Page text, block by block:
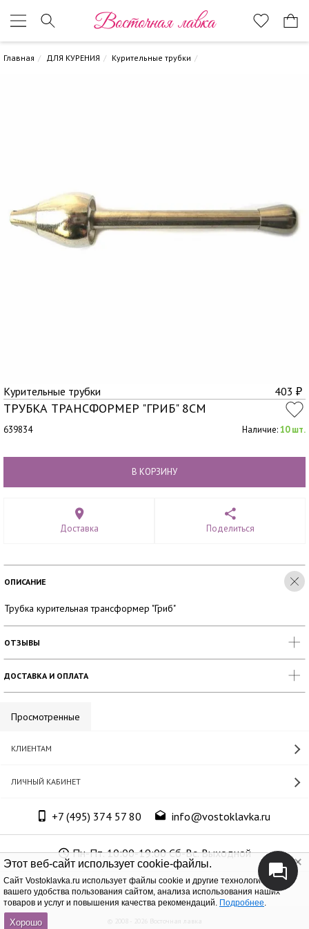
Этот веб-сайт использует cookie-файлы.
Cайт Vostoklavka.ru использует файлы cookie и другие технологии для
вашего удобства пользования сайтом, анализа использования наших
товаров и услуг и повышения качества рекомендаций. Подробнее.
Хорошо
Восточная лавка
Главная ДЛЯ КУРЕНИЯ Курительные трубки
Курительные трубки 403 ₽
ТРУБКА ТРАНСФОРМЕР "ГРИБ" 8СМ
639834 Наличие:10 шт.
В КОРЗИНУ
Доставка Поделиться
ОПИСАНИЕ
Трубка курительная трансформер "Гриб"
ОТЗЫВЫ
ДОСТАВКА И ОПЛАТА
Просмотренные
КЛИЕНТАМ
ЛИЧНЫЙ КАБИНЕТ
+7 (495) 374 57 80 info@vostoklavka.ru
Пн-Пт. 10:00-19:00 Сб-Вс. Выходной
ООО «Юнит Групп», ОГРН 1147746305574